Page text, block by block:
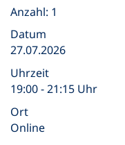
Anzahl: 1
Datum
27.07.2026
Uhrzeit
19:00 - 21:15 Uhr
Ort
Online